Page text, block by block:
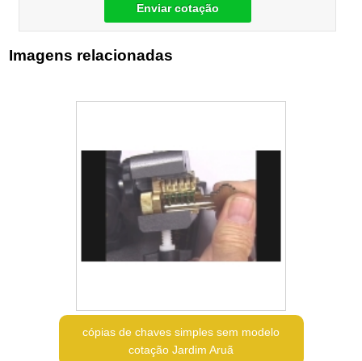
Enviar cotação
Imagens relacionadas
cópias de chaves simples sem modelo
cotação Jardim Aruã